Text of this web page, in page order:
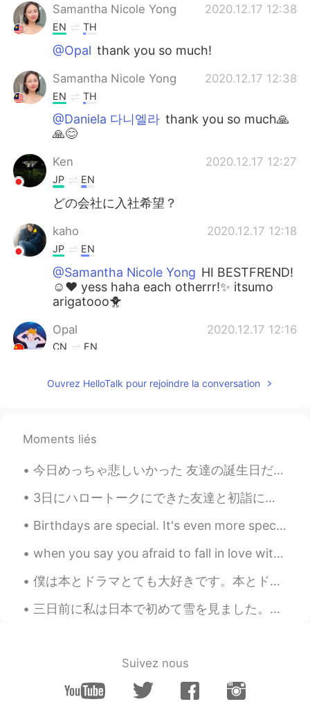
Samantha Nicole Yong 2020.12.17 12:38
EN TH
@Opal thank you so much!
Samantha Nicole Yong 2020.12.17 12:38
EN TH
@Daniela 다니엘라 thank you so much🙏
🙏😊
Ken 2020.12.17 12:27
JP EN
どの会社に入社希望？
kaho 2020.12.17 12:18
JP EN
@Samantha Nicole Yong HI BESTFREND!
☺️❤️ yess haha each otherrr!✨ itsumo
arigatooo🐥
Opal 2020.12.17 12:16
CN EN
@kahoHI BESTFRIEND ❤️❤️ you are my
ES EN
👏🏻👏🏻👏🏻 congratulations
kaho 2020.12.17 12:11
such a great thing,sam sensei👩‍🏫❤️✨!!
Ouvrez HelloTalk pour rejoindre la conversation
Moments liés
今日めっちゃ悲しいかった 友達の誕生日だったので、特別にレストランを予約して花を用意しましたが、デートに来ませんでした。待っている間にお茶を注文しました 私は1時間30分待ったが、結局彼女は来な...
3日にハロートークにできた友達と初詣に行った！☺ 日本に来てから、ずっと暖かい甘酒飲みたかったので、飲むことができて嬉しい😍 彼女と会うのが3回目だったけど、もう数年の友達だなって感じで緊張し...
Birthdays are special. It's even more special when you use pizza instead of cake to celebrate it!...
when you say you afraid to fall in love with someone, that's mean u already fall in love but u af...
僕は本とドラマとても大好きです。本とドラマの中で別の人生を見える。感動するストーリーが好き。たぶん、僕の人生はちょっとつまらないから。でも、好きなストーリーは終わった時に寂しくなるよね。そのスト...
三日前に私は日本で初めて雪を見ました。その前日は晴れていたから、とてもびっくりしました。アインちゃんが雪で遊べたので、その朝の散歩は面白かったです。彼は楽しんだようでした。桜が雪景色の中で咲いて...
Suivez nous